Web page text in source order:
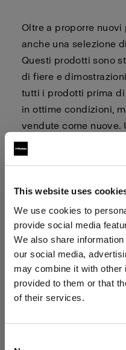
This website uses
We use cookies to
provide social media
We also share
our social media,
may combine it with other
provided to them or that
of their services.
Oltre a proporre
anche una selezione
Questi prodotti sono
di fiere e
tutti i prodotti prima
in ottime condizioni,
vendute come nuove.
I prodotti sono
prodotti per vedere
La vendita di
Non si accettano
Per acquistare, fai
il rispettivo prodotto.
TI preghiamo di